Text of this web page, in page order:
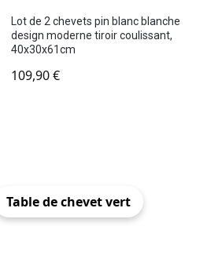
Lot de 2 chevets pin blanc blanche
design moderne tiroir coulissant,
40x30x61cm
109,90€
Table de chevet vert